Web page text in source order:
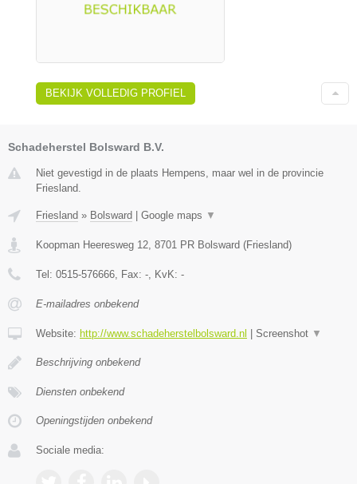
BEKIJK VOLLEDIG PROFIEL
Schadeherstel Bolsward B.V.
Niet gevestigd in de plaats Hempens, maar wel in de provincie
Friesland.
Friesland » Bolsward Google maps ▼
Koopman Heeresweg 12, 8701 PR Bolsward (Friesland)
Tel: 0515-576666, Fax: -, KvK: -
E-mailadres onbekend
Website: http://www.schadeherstelbolsward.nl Screenshot ▼
Beschrijving onbekend
Diensten onbekend
Openingstijden onbekend
Sociale media: